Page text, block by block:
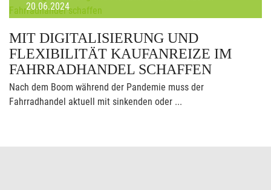
20.06.2024
MIT DIGITALISIERUNG UND
FLEXIBILITÄT KAUFANREIZE IM
FAHRRADHANDEL SCHAFFEN
Nach dem Boom während der Pandemie muss der
Fahrradhandel aktuell mit sinkenden oder ...